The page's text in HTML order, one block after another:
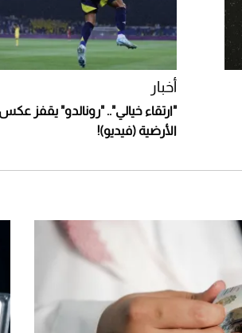
أخبار
"ارتقاء خيالي".. "رونالدو" يقفز عكس
الأرضية (فيديو)!